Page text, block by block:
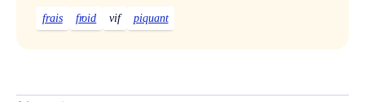
frais froid vif piquant